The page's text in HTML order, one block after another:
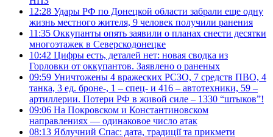
12:28 Удары РФ по Донецкой области забрали еще одну
жизнь местного жителя, 9 человек получили ранения
11:35 Оккупанты опять заявили о планах снести десятки
многоэтажек в Северскодонецке
10:42 Цифры есть, деталей нет: новая сводка из
Горловки от оккупантов. Заявлено о раненых
09:59 Уничтожены 4 вражеских РСЗО, 7 средств ПВО, 4
танка, 3 ед. броне-, 1 – спец- и 416 – автотехники, 59 –
артиллерии. Потери РФ в живой силе – 1330 “штыков”!
09:06 На Покровском и Константиновском
направлениях — одинаковое число атак
08:13 Яблучний Спас: дата, традиції та прикмети